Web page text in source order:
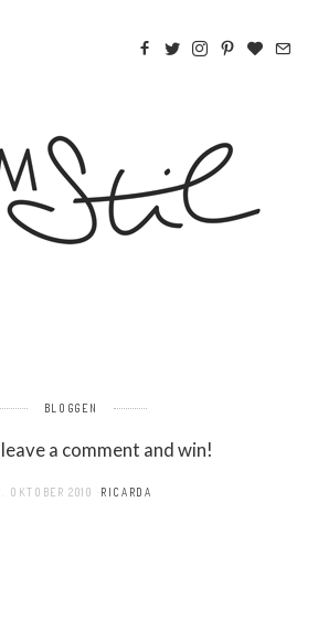
BLOGGEN
a comment and win!
OKTOBER 2010 RICARDA